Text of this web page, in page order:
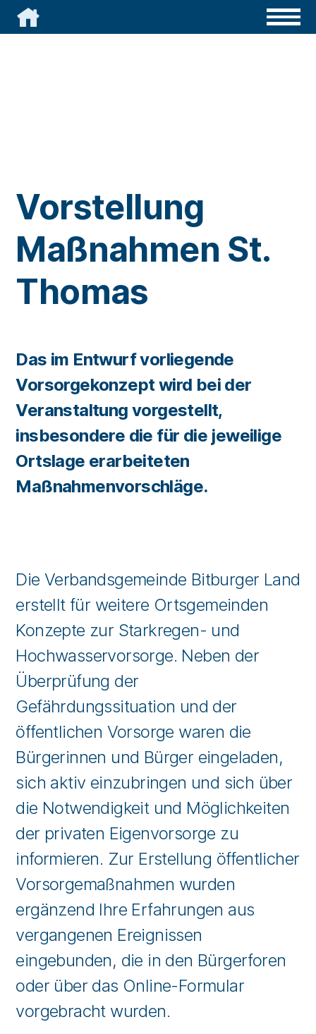

Vorstellung
Maßnahmen St.
Thomas
Das im Entwurf vorliegende
Vorsorgekonzept wird bei der
Veranstaltung vorgestellt,
insbesondere die für die jeweilige
Ortslage erarbeiteten
Maßnahmenvorschläge.
Die Verbandsgemeinde Bitburger Land
erstellt für weitere Ortsgemeinden
Konzepte zur Starkregen- und
Hochwasservorsorge. Neben der
Überprüfung der
Gefährdungssituation und der
öffentlichen Vorsorge waren die
Bürgerinnen und Bürger eingeladen,
sich aktiv einzubringen und sich über
die Notwendigkeit und Möglichkeiten
der privaten Eigenvorsorge zu
informieren. Zur Erstellung öffentlicher
Vorsorgemaßnahmen wurden
ergänzend Ihre Erfahrungen aus
vergangenen Ereignissen
eingebunden, die in den Bürgerforen
oder über das Online-Formular
vorgebracht wurden.